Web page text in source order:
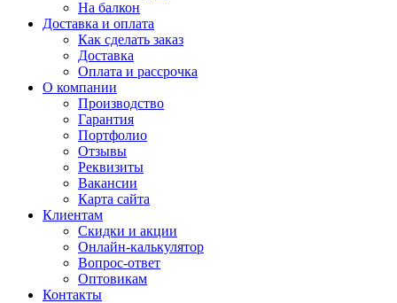
На балкон
Доставка и оплата
Как сделать заказ
Доставка
Оплата и рассрочка
О компании
Производство
Гарантия
Портфолио
Отзывы
Реквизиты
Вакансии
Карта сайта
Клиентам
Скидки и акции
Онлайн-калькулятор
Вопрос-ответ
Оптовикам
Контакты